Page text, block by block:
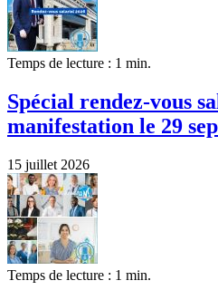
Temps de lecture : 1 min.
Spécial rendez-vous
manifestation le 29
15 juillet 2026
Temps de lecture : 1 min.